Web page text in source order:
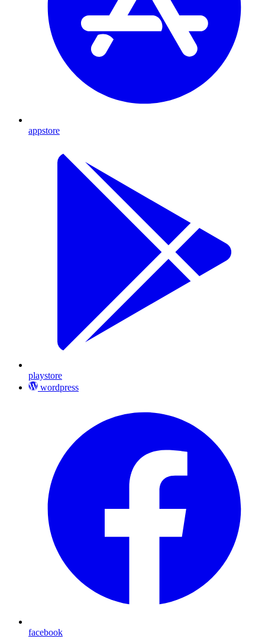
appstore
playstore
wordpress
facebook